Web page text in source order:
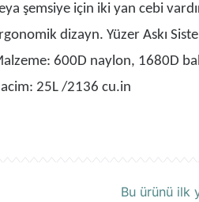
şemsiye için iki yan cebi
dizayn. Yüzer Askı
600D naylon, 1680D
25L /2136 cu.in
Bu ürünü ilk